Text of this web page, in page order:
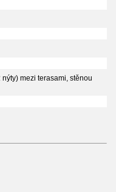
mezi terasami, stěnou